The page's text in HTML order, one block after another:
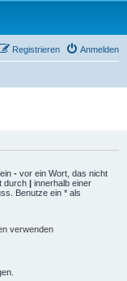
Anmelden
Registrieren
- vor ein Wort, das nicht
durch | innerhalb einer
Benutze ein * als
verwenden